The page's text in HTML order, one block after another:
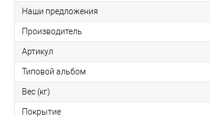
Наши предложения
Производитель
Артикул
Типовой альбом
Вес (кг)
Покрытие